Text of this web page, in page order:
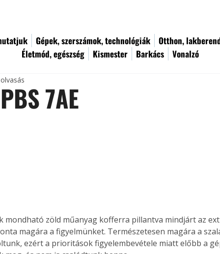
Gépek, szerszámok, technológiák
Otthon,
Életmód, egészség
Kismester Barkács Vonalzó
7AE
mondható zöld műanyag kofferra pillantva mindjárt az
magára a figyelmünket. Természetesen magára a
ezért a prioritások figyelembevétele miatt előbb a